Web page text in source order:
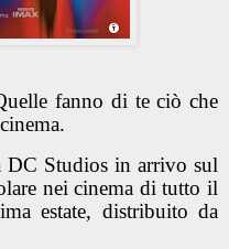
fanno di te ciò che
Studios in arrivo sul
nei cinema di tutto il
estate, distribuito da